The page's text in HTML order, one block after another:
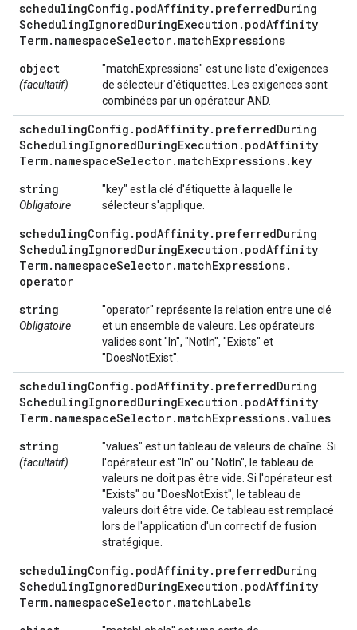
schedulingConfig . podAffinity. preferredDuring
SchedulingIgnoredDuringExecution . podAffinity
Term. namespaceSelector. matchExpressions
object
(facultatif)
"matchExpressions" est une liste d'exigences
de sélecteur d'étiquettes. Les exigences sont
combinées par un opérateur AND.
schedulingConfig . podAffinity. preferredDuring
SchedulingIgnoredDuringExecution . podAffinity
Term. namespaceSelector. matchExpressions. key
string
Obligatoire
"key" est la clé d'étiquette à laquelle le
sélecteur s'applique.
schedulingConfig . podAffinity. preferredDuring
SchedulingIgnoredDuringExecution . podAffinity
Term. namespaceSelector. matchExpressions.
operator
string
Obligatoire
"operator" représente la relation entre une clé
et un ensemble de valeurs. Les opérateurs
valides sont "In", "NotIn", "Exists" et
"DoesNotExist".
schedulingConfig . podAffinity. preferredDuring
SchedulingIgnoredDuringExecution . podAffinity
Term. namespaceSelector. matchExpressions.values
string
(facultatif)
"values" est un tableau de valeurs de chaîne. Si
l'opérateur est "In" ou "NotIn", le tableau de
valeurs ne doit pas être vide. Si l'opérateur est
"Exists" ou "DoesNotExist", le tableau de
valeurs doit être vide. Ce tableau est remplacé
lors de l'application d'un correctif de fusion
stratégique.
schedulingConfig . podAffinity. preferredDuring
SchedulingIgnoredDuringExecution . podAffinity
Term. namespaceSelector. matchLabels